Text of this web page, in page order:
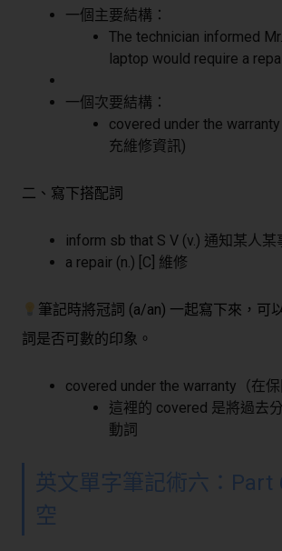
一個主要結構：
The technician informed
laptop would require a
一個次要結構：
covered under the
充維修資訊)
二、寫下搭配詞
inform sb that S V (v.) 通知某人某
a repair (n.) [C] 維修
筆記時將冠詞 (a/an) 一起寫下來，可
詞是否可數的印象。
covered under the warranty（在保
這裡的 covered 是將過去
動詞
英文單字筆記術六：Part
空